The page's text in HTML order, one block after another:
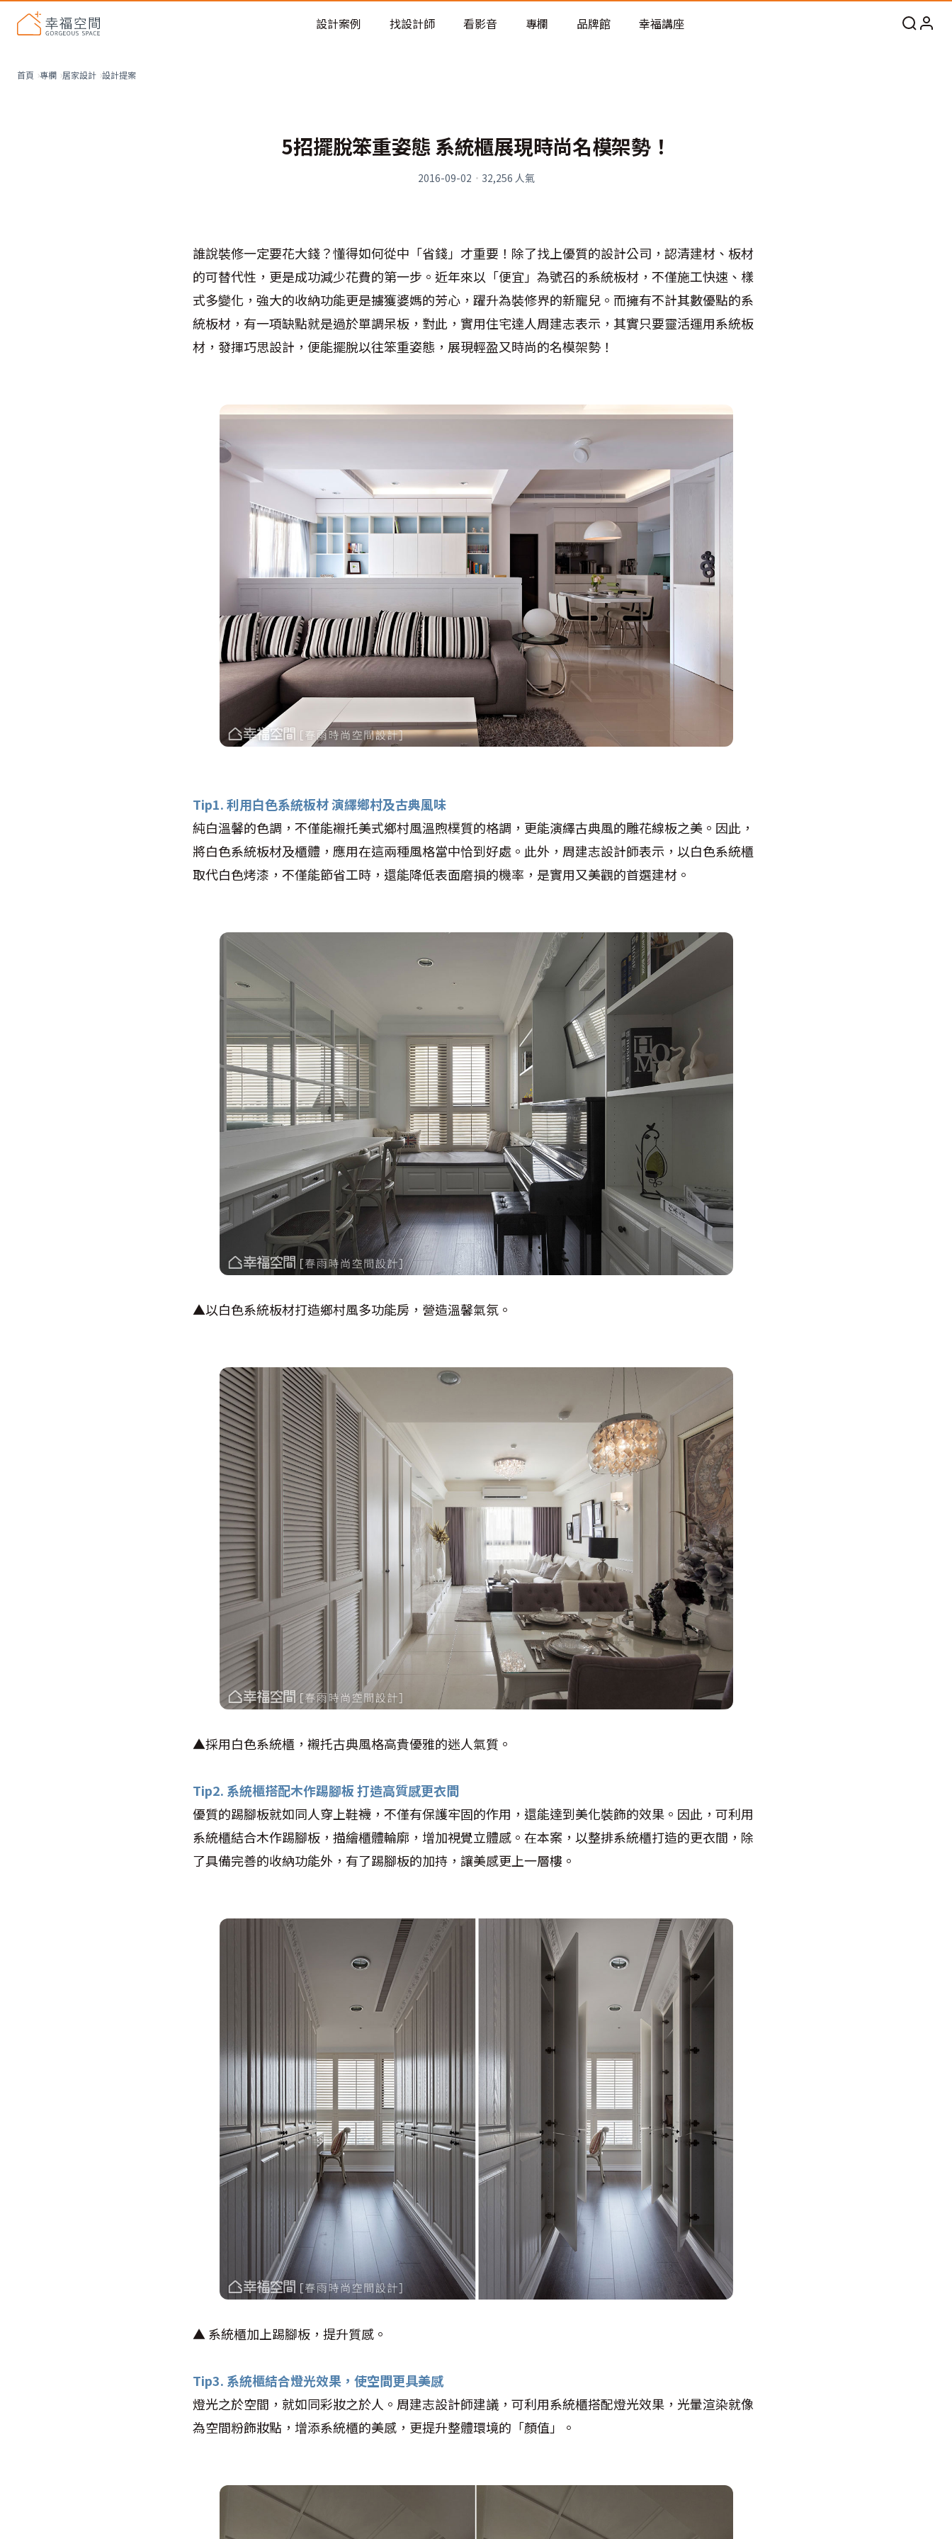
老屋預算分配與高 CP 值煥新術
設計案例 找設計師 看影音 專欄 品牌館 幸福講座
首頁 專欄 居家設計 設計提案
5招擺脫笨重姿態 系統櫃展現時尚名模架勢！
2016-09-02 · 32,256 人氣
誰說裝修一定要花大錢？懂得如何從中「省錢」才重要！除了找上優質的設計公司，認清建材、板材
的可替代性，更是成功減少花費的第一步。近年來以「便宜」為號召的系統板材，不僅施工快速、樣
式多變化，強大的收納功能更是擄獲婆媽的芳心，躍升為裝修界的新寵兒。而擁有不計其數優點的系
統板材，有一項缺點就是過於單調呆板，對此，實用住宅達人周建志表示，其實只要靈活運用系統板
材，發揮巧思設計，便能擺脫以往笨重姿態，展現輕盈又時尚的名模架勢！
Tip1. 利用白色系統板材 演繹鄉村及古典風味
純白溫馨的色調，不僅能襯托美式鄉村風溫煦樸質的格調，更能演繹古典風的雕花線板之美。因此，
將白色系統板材及櫃體，應用在這兩種風格當中恰到好處。此外，周建志設計師表示，以白色系統櫃
取代白色烤漆，不僅能節省工時，還能降低表面磨損的機率，是實用又美觀的首選建材。
▲以白色系統板材打造鄉村風多功能房，營造溫馨氣氛。
▲採用白色系統櫃，襯托古典風格高貴優雅的迷人氣質。
Tip2. 系統櫃搭配木作踢腳板 打造高質感更衣間
優質的踢腳板就如同人穿上鞋襪，不僅有保護牢固的作用，還能達到美化裝飾的效果。因此，可利用
系統櫃結合木作踢腳板，描繪櫃體輪廓，增加視覺立體感。在本案，以整排系統櫃打造的更衣間，除
了具備完善的收納功能外，有了踢腳板的加持，讓美感更上一層樓。
▲ 系統櫃加上踢腳板，提升質感。
Tip3. 系統櫃結合燈光效果，使空間更具美感
燈光之於空間，就如同彩妝之於人。周建志設計師建議，可利用系統櫃搭配燈光效果，光暈渲染就像
為空間粉飾妝點，增添系統櫃的美感，更提升整體環境的「顏值」。